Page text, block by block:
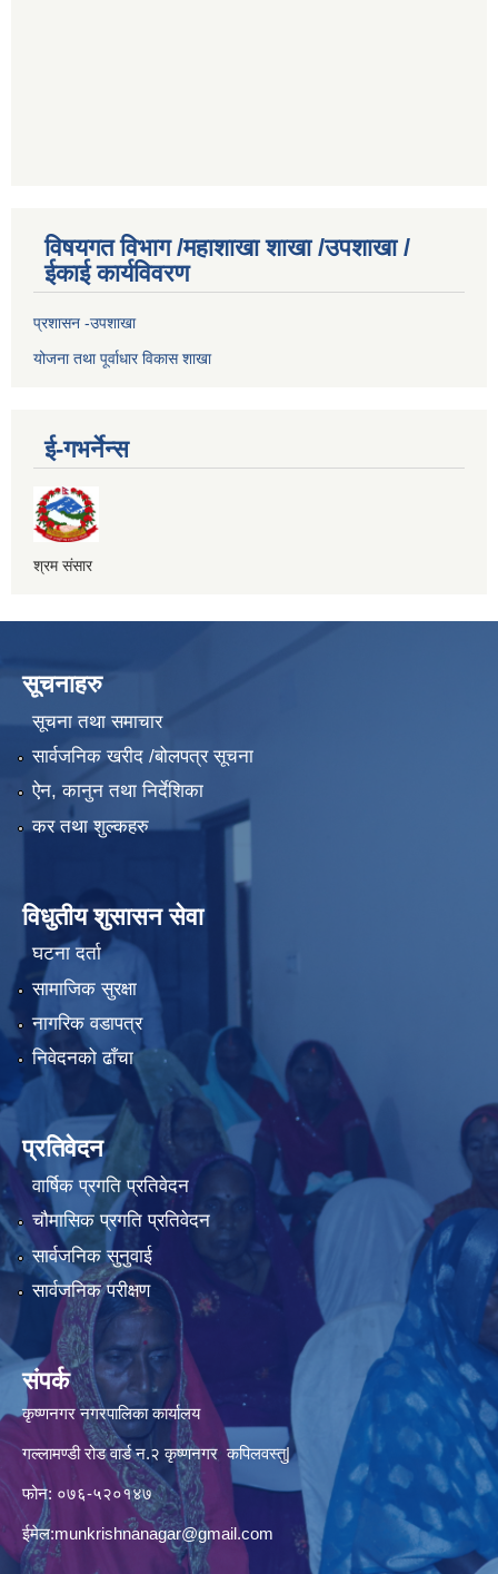
विषयगत विभाग /महाशाखा शाखा /उपशाखा /
ईकाई कार्यविवरण
प्रशासन -उपशाखा
योजना तथा पूर्वाधार विकास शाखा
ई-गभर्नेन्स
श्रम संसार
सूचनाहरु
सूचना तथा समाचार
सार्वजनिक खरीद /बोलपत्र सूचना
ऐन, कानुन तथा निर्देशिका
कर तथा शुल्कहरु
विधुतीय शुसासन सेवा
घटना दर्ता
सामाजिक सुरक्षा
नागरिक वडापत्र
निवेदनको ढाँचा
प्रतिवेदन
वार्षिक प्रगति प्रतिवेदन
चौमासिक प्रगति प्रतिवेदन
सार्वजनिक सुनुवाई
सार्वजनिक परीक्षण
संपर्क
कृष्णनगर नगरपालिका कार्यालय
गल्लामण्डी रोड वार्ड न.२ कृष्णनगर कपिलवस्तु|
फोन: ०७६-५२०१४७
ईमेल:munkrishnanagar@gmail.com